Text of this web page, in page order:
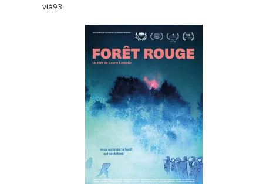
vià93